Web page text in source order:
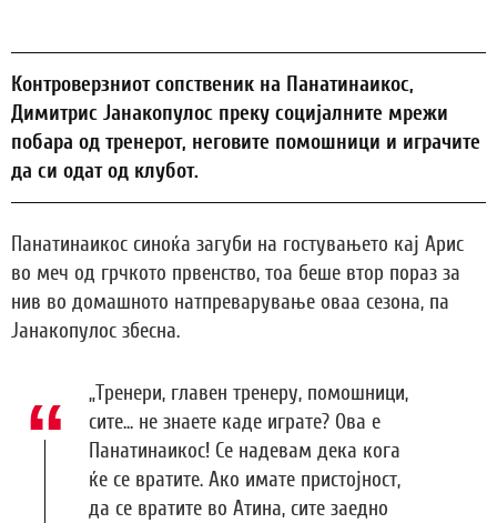
Контроверзниот сопственик на Панатинаикос,
Димитрис Јанакопулос преку социјалните мрежи
побара од тренерот, неговите помошници и играчите
да си одат од клубот.
Панатинаикос синоќа загуби на гостувањето кај Арис
во меч од грчкото првенство, тоа беше втор пораз за
нив во домашното натпреварување оваа сезона, па
Јанакопулос збесна.
„Тренери, главен тренеру, помошници,
сите... не знаете каде играте? Ова е
Панатинаикос! Се надевам дека кога
ќе се вратите. Ако имате пристојност,
да се вратите во Атина, сите заедно